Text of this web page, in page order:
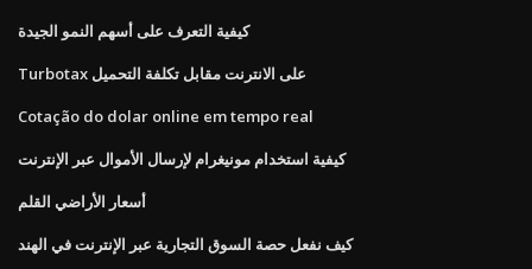
كيفية التعرف على أسهم النمو الجيدة
Turbotax على الانترنت مقابل تكلفة التحميل
Cotação do dolar online em tempo real
كيفية استخدام مونيغرام لإرسال الأموال عبر الإنترنت
أسعار الأراضي القلم
كيف نفعل حصة السوق التجارية عبر الإنترنت في الهند